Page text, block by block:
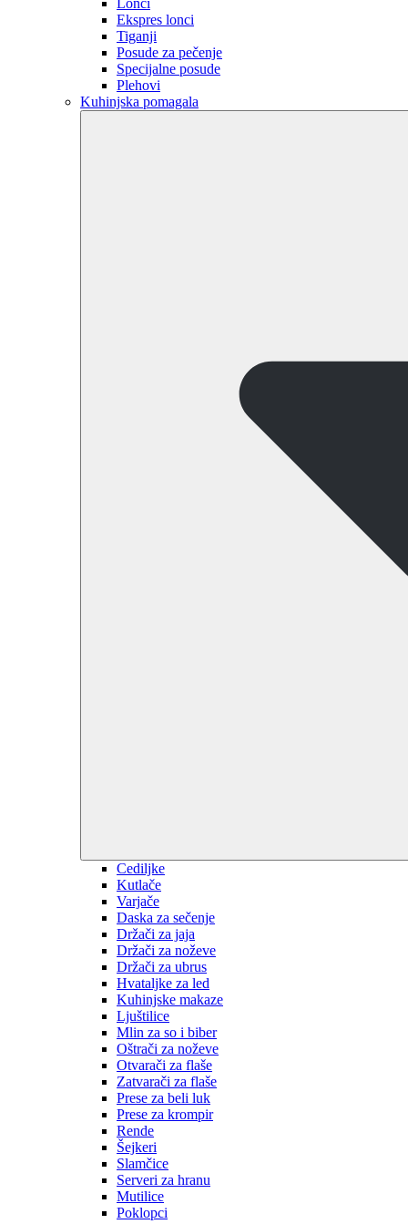
Lonci
Ekspres lonci
Tiganji
Posude za pečenje
Specijalne posude
Plehovi
Kuhinjska pomagala
Cediljke
Kutlače
Varjače
Daska za sečenje
Držači za jaja
Držači za noževe
Držači za ubrus
Hvataljke za led
Kuhinjske makaze
Ljuštilice
Mlin za so i biber
Oštrači za noževe
Otvarači za flaše
Zatvarači za flaše
Prese za beli luk
Prese za krompir
Rende
Šejkeri
Slamčice
Serveri za hranu
Mutilice
Poklopci